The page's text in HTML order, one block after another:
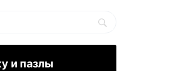
и пазлы